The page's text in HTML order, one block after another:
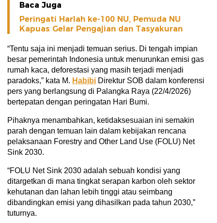
Baca Juga
Peringati Harlah ke-100 NU, Pemuda NU
Kapuas Gelar Pengajian dan Tasyakuran
“Tentu saja ini menjadi temuan serius. Di tengah impian
besar pemerintah Indonesia untuk menurunkan emisi gas
rumah kaca, deforestasi yang masih terjadi menjadi
paradoks,” kata M. Habibi Direktur SOB dalam konferensi
pers yang berlangsung di Palangka Raya (22/4/2026)
bertepatan dengan peringatan Hari Bumi.
Pihaknya menambahkan, ketidaksesuaian ini semakin
parah dengan temuan lain dalam kebijakan rencana
pelaksanaan Forestry and Other Land Use (FOLU) Net
Sink 2030.
“FOLU Net Sink 2030 adalah sebuah kondisi yang
ditargetkan di mana tingkat serapan karbon oleh sektor
kehutanan dan lahan lebih tinggi atau seimbang
dibandingkan emisi yang dihasilkan pada tahun 2030,”
tuturnya.